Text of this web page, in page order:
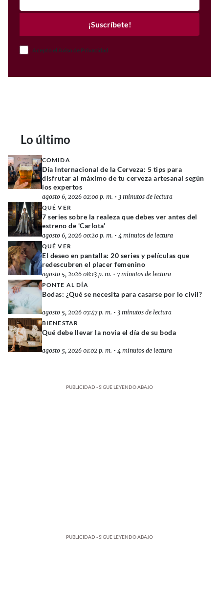
¡Suscríbete!
Acepto el Aviso de Privacidad
Lo último
COMIDA
Día Internacional de la Cerveza: 5 tips para
disfrutar al máximo de tu cerveza artesanal según
los expertos
agosto 6, 2026 02:00 p. m. • 3 minutos de lectura
QUÉ VER
7 series sobre la realeza que debes ver antes del
estreno de ‘Carlota’
agosto 6, 2026 00:20 p. m. • 4 minutos de lectura
QUÉ VER
El deseo en pantalla: 20 series y películas que
redescubren el placer femenino
agosto 5, 2026 08:13 p. m. • 7 minutos de lectura
PONTE AL DÍA
Bodas: ¿Qué se necesita para casarse por lo civil?
agosto 5, 2026 07:47 p. m. • 3 minutos de lectura
BIENESTAR
Qué debe llevar la novia el día de su boda
agosto 5, 2026 01:02 p. m. • 4 minutos de lectura
PUBLICIDAD - SIGUE LEYENDO ABAJO
PUBLICIDAD - SIGUE LEYENDO ABAJO